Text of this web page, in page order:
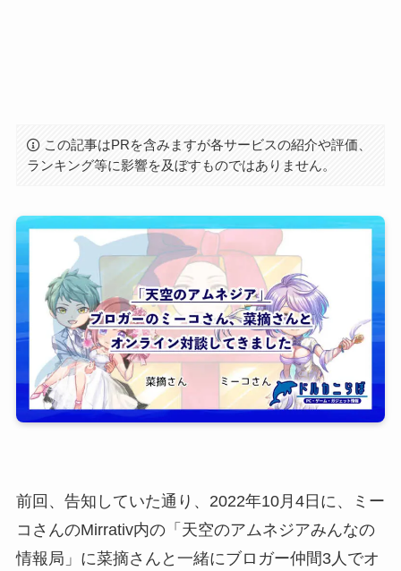
この記事はPRを含みますが各サービスの紹介や評価、
ランキング等に影響を及ぼすものではありません。
前回、告知していた通り、2022年10月4日に、ミー
コさんのMirrativ内の「天空のアムネジアみんなの
情報局」に菜摘さんと一緒にブロガー仲間3人でオ